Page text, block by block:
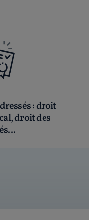
: droit
droit des